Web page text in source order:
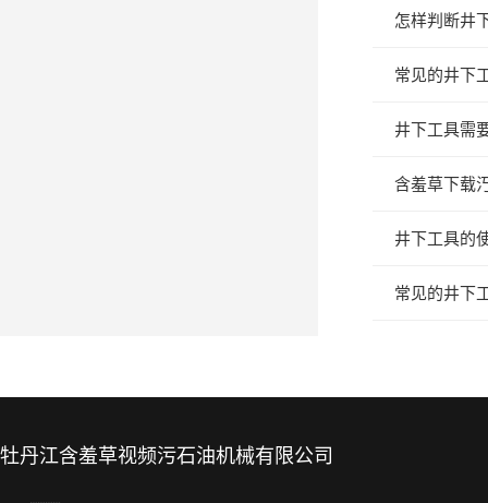
怎样判断井
常见的井下
井下工具需
含羞草下载
井下工具的
常见的井下
牡丹江含羞草视频污石油机械有限公司